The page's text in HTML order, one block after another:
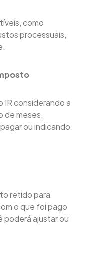
como
processuais,
IR considerando a
de meses,
ou indicando
retido para
o que foi pago
poderá ajustar ou